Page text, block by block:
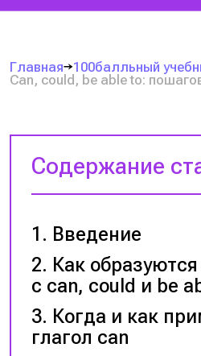
Главная
100балльный
Can, could, be able to:
Содержание
Введение
Как
с can, could и be
Когда и как
глагол can